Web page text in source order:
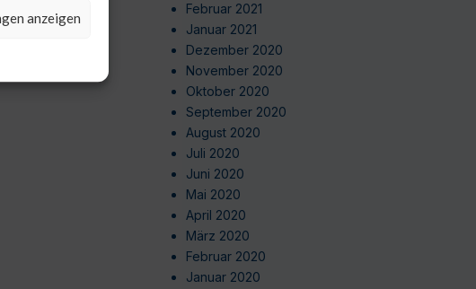
anzeigen
Februar 2021
Januar 2021
Dezember 2020
November 2020
Oktober 2020
September 2020
August 2020
Juli 2020
Juni 2020
Mai 2020
April 2020
März 2020
Februar 2020
Januar 2020